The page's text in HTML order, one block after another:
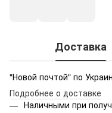
Доставка
"Новой почтой" по
Подробнее о доставке
Наличными при